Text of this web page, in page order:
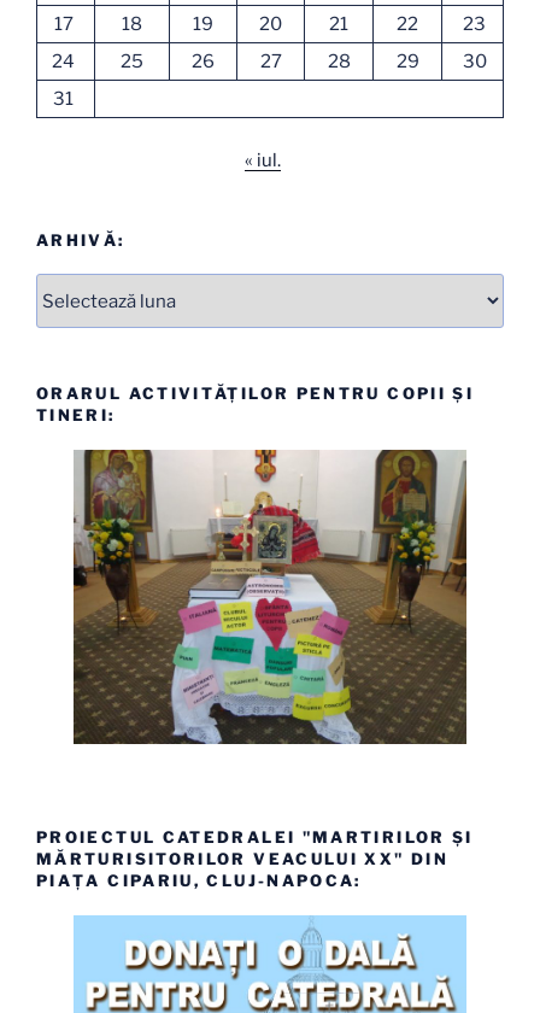
17
18 19 20 21 22
23
24
25 26 27 28 29
30
31
« iul.
ARHIVĂ:
ORARUL ACTIVITĂȚILOR PENTRU COPII ȘI
TINERI:
PROIECTUL CATEDRALEI "MARTIRILOR ȘI
MĂRTURISITORILOR VEACULUI XX" DIN
PIAȚA CIPARIU, CLUJ-NAPOCA: